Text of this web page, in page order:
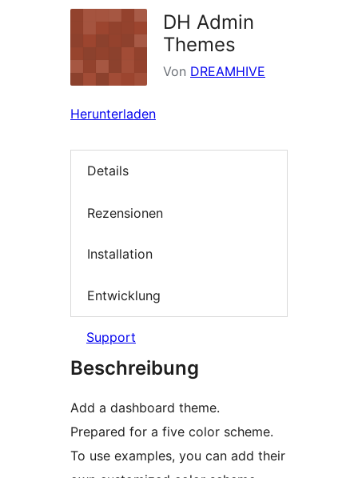
DH Admin
Themes
Von DREAMHIVE
Herunterladen
Details
Rezensionen
Installation
Entwicklung
Support
Beschreibung
Add a dashboard theme.
Prepared for a five color scheme.
To use examples, you can add their